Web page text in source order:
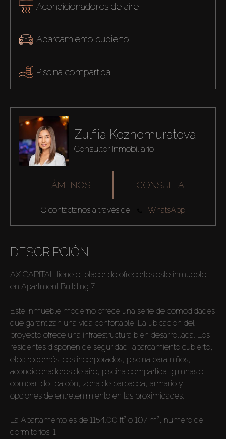
Acondicionadores de aire
Aparcamiento cubierto
Piscina compartida
Zulfiia Kozhomuratova
Consultor Inmobiliario
LLÁMENOS CONSULTA
O contáctanos a través de WhatsApp
DESCRIPCIÓN
AX CAPITAL tiene el placer de ofrecerles este inmueble
en Apartment Building 7.
Este inmueble moderno ofrece una serie de comodidades
que garantizan una vida confortable. La ubicación del
proyecto ofrece una infraestructura bien desarrollada. Los
residentes disponen de seguridad, aparcamiento cubierto,
electrodomésticos incorporados, piscina para niños,
acondicionadores de aire, piscina compartida, gimnasio
compartido, balcón, zona de barbacoa, armario y
opciones de entretenimiento en las proximidades.
La Apartamento es de 1154.00 ft² o 107 m², número de
dormitorios: 1